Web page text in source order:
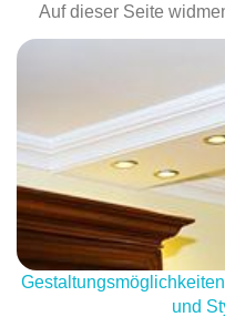
Auf dieser Seite
und